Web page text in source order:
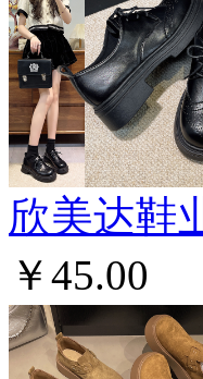
欣美达鞋
￥45.00